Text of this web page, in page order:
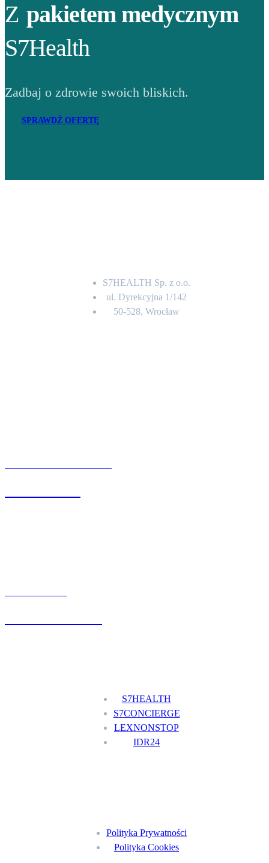
Z pakietem medycznym
S7Health
Zadbaj o zdrowie swoich bliskich.
SPRAWDŹ OFERTĘ
S7HEALTH Sp. z o.o.
ul. Dyrekcyjna 1/142
50-528, Wrocław
S7HEALTH
S7CONCIERGE
LEXNONSTOP
IDR24
Polityka Prywatności
Polityka Cookies